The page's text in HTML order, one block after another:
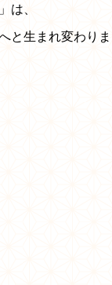
は、
と生まれ変わりま